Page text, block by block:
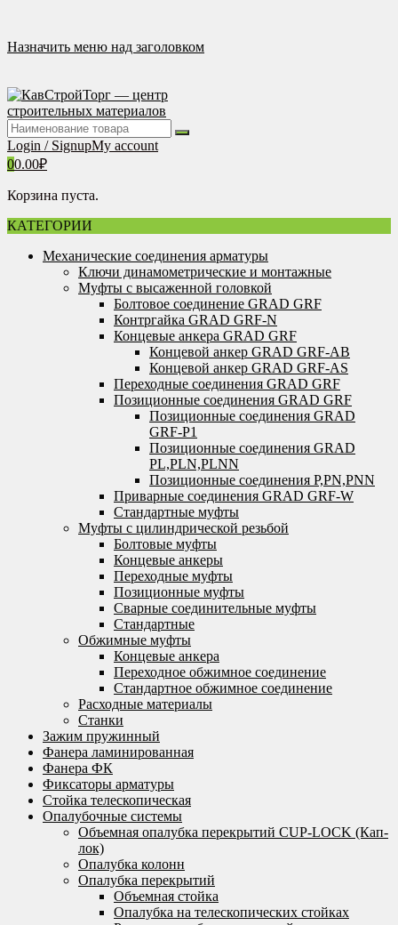
содержимому
Назначить меню над заголовком
Login / SignupMy account
00.00₽
Корзина пуста.
КАТЕГОРИИ
Механические соединения арматуры
Ключи динамометрические и монтажные
Муфты с высаженной головкой
Болтовое соединение GRAD GRF
Контргайка GRAD GRF-N
Концевые анкера GRAD GRF
Концевой анкер GRAD GRF-AB
Концевой анкер GRAD GRF-AS
Переходные соединения GRAD GRF
Позиционные соединения GRAD GRF
Позиционные соединения GRAD
GRF-P1
Позиционные соединения GRAD
PL,PLN,PLNN
Позиционные соединения P,PN,PNN
Приварные соединения GRAD GRF-W
Стандартные муфты
Муфты с цилиндрической резьбой
Болтовые муфты
Концевые анкеры
Переходные муфты
Позиционные муфты
Сварные соединительные муфты
Стандартные
Обжимные муфты
Концевые анкера
Переходное обжимное соединение
Стандартное обжимное соединение
Расходные материалы
Станки
Зажим пружинный
Фанера ламинированная
Фанера ФК
Фиксаторы арматуры
Стойка телескопическая
Опалубочные системы
Объемная опалубка перекрытий CUP-LOCK (Кап-
лок)
Опалубка колонн
Опалубка перекрытий
Объемная стойка
Опалубка на телескопических стойках